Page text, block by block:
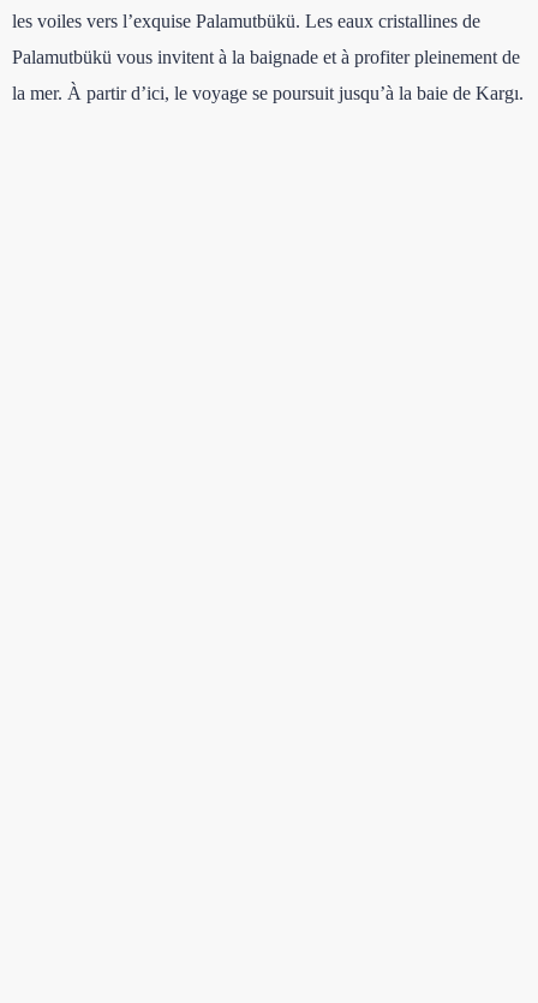
les voiles vers l’exquise Palamutbükü. Les eaux cristallines de
Palamutbükü vous invitent à la baignade et à profiter pleinement de
la mer. À partir d’ici, le voyage se poursuit jusqu’à la baie de Kargı.